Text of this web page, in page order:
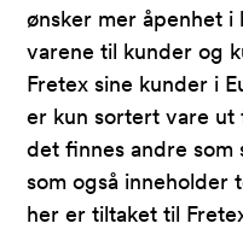
ønsker mer åpenhet i
varene til kunder og
Fretex sine kunder i
er kun sortert vare ut
det finnes andre
som også inneholder
her er tiltaket til